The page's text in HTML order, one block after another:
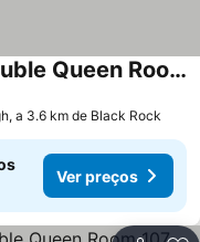
The Hive Boutique Hotel Double Queen Room 103
a 3.6 km de Black Rock
Ver preços